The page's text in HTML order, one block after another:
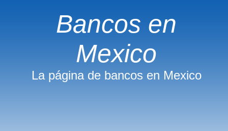
Bancos en
Mexico
La página de bancos en Mexico